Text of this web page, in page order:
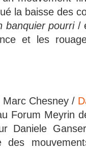
la baisse des
banquier pourri/
et les
Marc Chesney /
Forum Meyrin
Daniele
des